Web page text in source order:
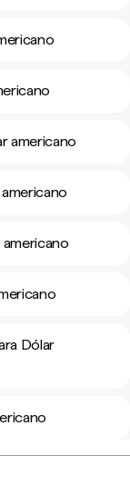
americano
Dólar